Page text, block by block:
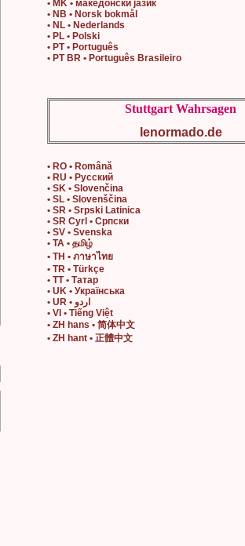
• MK • македонски јазик
• NB • Norsk bokmål
• NL • Nederlands
• PL • Polski
• PT • Português
• PT BR • Português Brasileiro
Stuttgart Wahrsagen
lenormado.de
• RO • Română
• RU • Русский
• SK • Slovenčina
• SL • Slovenščina
• SR • Srpski Latinica
• SR Cyrl • Српски
• SV • Svenska
• TA • தமிழ்
• TH • ภาษาไทย
• TR • Türkçe
• TT • Татар
• UK • Українська
• UR • اردو
• VI • Tiếng Việt
• ZH hans • 简体中文
• ZH hant • 正體中文